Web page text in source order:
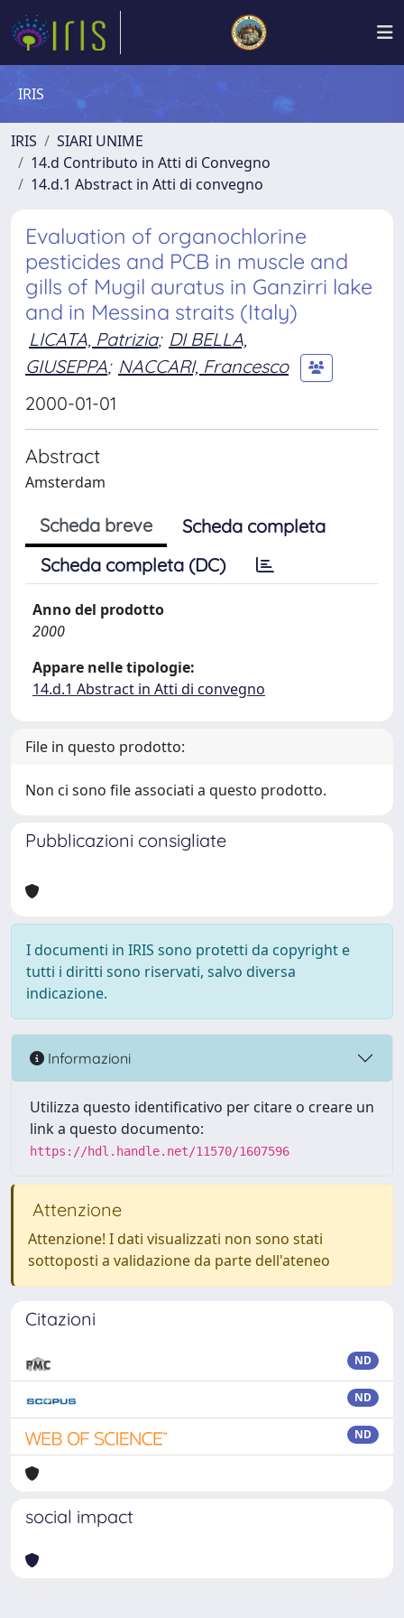
IRIS
IRIS
SIARI UNIME
14.d Contributo in Atti di Convegno
14.d.1 Abstract in Atti di convegno
Evaluation of organochlorine
pesticides and PCB in muscle and
gills of Mugil auratus in Ganzirri lake
and in Messina straits (Italy)
LICATA, Patrizia; DI BELLA,
GIUSEPPA; NACCARI, Francesco
2000-01-01
Abstract
Amsterdam
Scheda breve
Scheda completa
Scheda completa (DC)
Anno del prodotto
2000
Appare nelle tipologie:
14.d.1 Abstract in Atti di convegno
File in questo prodotto:
Non ci sono file associati a questo prodotto.
Pubblicazioni consigliate
I documenti in IRIS sono protetti da copyright e
tutti i diritti sono riservati, salvo diversa
indicazione.
Informazioni
Utilizza questo identificativo per citare o creare un
link a questo documento:
https://hdl.handle.net/11570/1607596
Attenzione
Attenzione! I dati visualizzati non sono stati
sottoposti a validazione da parte dell'ateneo
Citazioni
ND
ND
ND
social impact